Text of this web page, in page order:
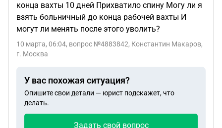
конца вахты 10 дней Прихватило спину Могу ли я
взять больничный до конца рабочей вахты И
могут ли менять после этого уволить?
10 марта, 06:04, вопрос №4883842, Константин Макаров,
г. Москва
У вас похожая ситуация?
Опишите свои детали — юрист подскажет, что
делать.
Задать свой вопрос